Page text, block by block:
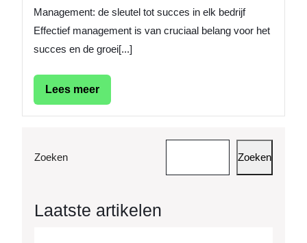
Management: de sleutel tot succes in elk bedrijf
Effectief management is van cruciaal belang voor het
succes en de groei[...]
Lees meerLees
meer
Zoeken Zoeken
Laatste artikelen